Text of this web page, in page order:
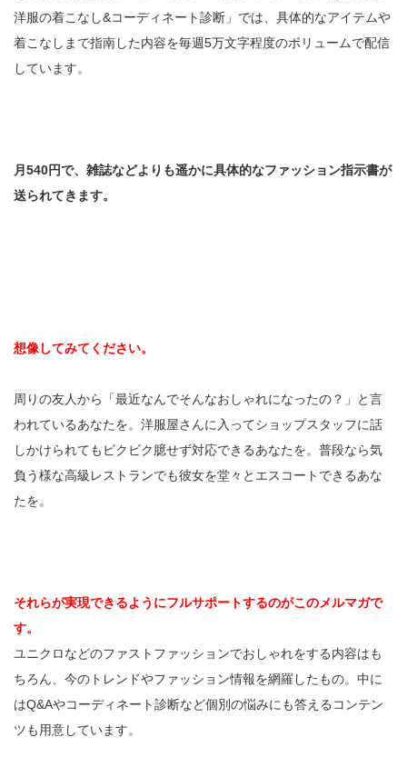
洋服の着こなし&コーディネート診断」では、具体的なアイテムや
着こなしまで指南した内容を毎週5万文字程度のボリュームで配信
しています。
月540円で、雑誌などよりも遥かに具体的なファッション指示書が
送られてきます。
想像してみてください。
周りの友人から「最近なんでそんなおしゃれになったの？」と言
われているあなたを。洋服屋さんに入ってショップスタッフに話
しかけられてもビクビク臆せず対応できるあなたを。普段なら気
負う様な高級レストランでも彼女を堂々とエスコートできるあな
たを。
それらが実現できるようにフルサポートするのがこのメルマガで
す。
ユニクロなどのファストファッションでおしゃれをする内容はも
ちろん、今のトレンドやファッション情報を網羅したもの。中に
はQ&Aやコーディネート診断など個別の悩みにも答えるコンテン
ツも用意しています。